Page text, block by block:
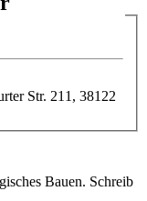
Str. 211, 38122
Bauen. Schreib